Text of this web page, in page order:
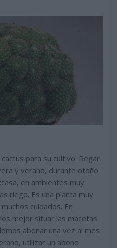
para su cultivo. Regar
y verano, durante otoño
en ambientes muy
riego. Es una planta muy
cuidados. En
mejor situar las macetas
abonar una vez al mes
utilizar un abono